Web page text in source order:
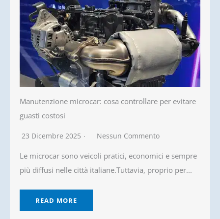
Manutenzione microcar: cosa controllare per evitare
guasti costosi
23 Dicembre 2025 Nessun Commento
Le microcar sono veicoli pratici, economici e sempre
più diffusi nelle città italiane.Tuttavia, proprio per...
READ MORE